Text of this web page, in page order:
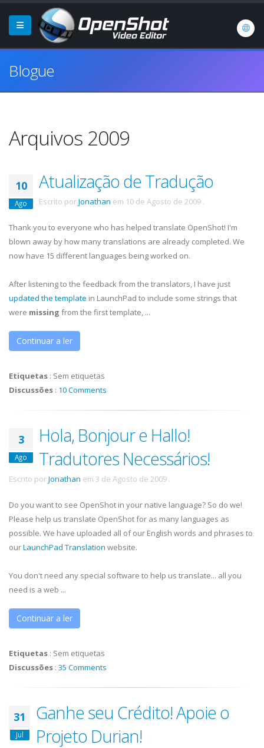
Blogue
Arquivos 2009
10
Ago
Atualização de Tradução
Escrito porJonathan em 10 de Agosto de 2009 .
Thank you to everyone who has helped translate OpenShot! I'm
blown away by how many translations are already completed. We
now have 15 different languages being worked on.
After listening to the feedback from the translators, I have just
updated the template in LaunchPad to include some strings that
were missing from the first template, ...
Continuar a ler
Etiquetas : Sem etiquetas
Discussões : 10 Comments
3
Ago
Hola, Bonjour e Hallo!
Tradutores Necessários!
Escrito porJonathan em 3 de Agosto de 2009 .
Do you want to see OpenShot in your native language? So do we!
Please help us translate OpenShot for as many languages as
possible. We have uploaded all of our English words and phrases to
ourLaunchPad Translation website.
You don't need any special software to help us translate... all you
need is a web ...
Continuar a ler
Etiquetas : Sem etiquetas
Discussões : 35 Comments
31
Jul
Ganhe seu Crédito! Apoie o
Projeto Durian!